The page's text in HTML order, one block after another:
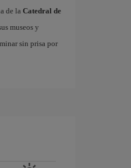
de la Catedral de
museos y
sin prisa por